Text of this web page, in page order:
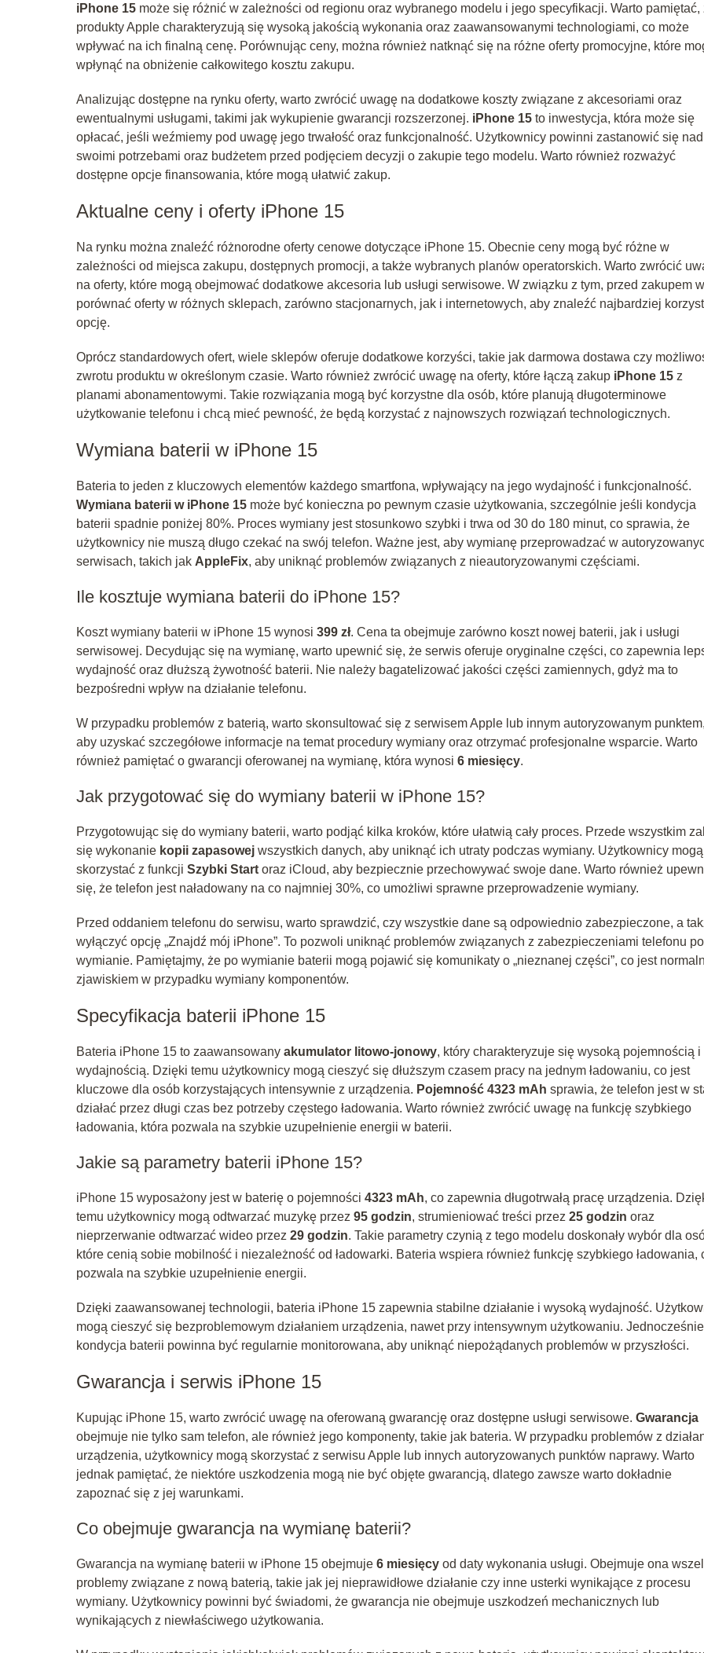
iPhone 15 może się różnić w zależności od regionu oraz wybranego modelu i jego specyfikacji. Warto pamiętać,
produkty Apple charakteryzują się wysoką jakością wykonania oraz zaawansowanymi technologiami, co może
wpływać na ich finalną cenę. Porównując ceny, można również natknąć się na różne oferty promocyjne, które
wpłynąć na obniżenie całkowitego kosztu zakupu.
Analizując dostępne na rynku oferty, warto zwrócić uwagę na dodatkowe koszty związane z akcesoriami oraz
ewentualnymi usługami, takimi jak wykupienie gwarancji rozszerzonej. iPhone 15 to inwestycja, która może się
opłacać, jeśli weźmiemy pod uwagę jego trwałość oraz funkcjonalność. Użytkownicy powinni zastanowić się nad
swoimi potrzebami oraz budżetem przed podjęciem decyzji o zakupie tego modelu. Warto również rozważyć
dostępne opcje finansowania, które mogą ułatwić zakup.
Aktualne ceny i oferty iPhone 15
Na rynku można znaleźć różnorodne oferty cenowe dotyczące iPhone 15. Obecnie ceny mogą być różne w
zależności od miejsca zakupu, dostępnych promocji, a także wybranych planów operatorskich. Warto zwrócić
na oferty, które mogą obejmować dodatkowe akcesoria lub usługi serwisowe. W związku z tym, przed zakupem
porównać oferty w różnych sklepach, zarówno stacjonarnych, jak i internetowych, aby znaleźć najbardziej
opcję.
Oprócz standardowych ofert, wiele sklepów oferuje dodatkowe korzyści, takie jak darmowa dostawa czy
zwrotu produktu w określonym czasie. Warto również zwrócić uwagę na oferty, które łączą zakup iPhone 15 z
planami abonamentowymi. Takie rozwiązania mogą być korzystne dla osób, które planują długoterminowe
użytkowanie telefonu i chcą mieć pewność, że będą korzystać z najnowszych rozwiązań technologicznych.
Wymiana baterii w iPhone 15
Bateria to jeden z kluczowych elementów każdego smartfona, wpływający na jego wydajność i funkcjonalność.
Wymiana baterii w iPhone 15 może być konieczna po pewnym czasie użytkowania, szczególnie jeśli kondycja
baterii spadnie poniżej 80%. Proces wymiany jest stosunkowo szybki i trwa od 30 do 180 minut, co sprawia, że
użytkownicy nie muszą długo czekać na swój telefon. Ważne jest, aby wymianę przeprowadzać w
serwisach, takich jak AppleFix, aby uniknąć problemów związanych z nieautoryzowanymi częściami.
Ile kosztuje wymiana baterii do iPhone 15?
Koszt wymiany baterii w iPhone 15 wynosi 399 zł. Cena ta obejmuje zarówno koszt nowej baterii, jak i usługi
serwisowej. Decydując się na wymianę, warto upewnić się, że serwis oferuje oryginalne części, co zapewnia
wydajność oraz dłuższą żywotność baterii. Nie należy bagatelizować jakości części zamiennych, gdyż ma to
bezpośredni wpływ na działanie telefonu.
W przypadku problemów z baterią, warto skonsultować się z serwisem Apple lub innym autoryzowanym punktem,
aby uzyskać szczegółowe informacje na temat procedury wymiany oraz otrzymać profesjonalne wsparcie. Warto
również pamiętać o gwarancji oferowanej na wymianę, która wynosi 6 miesięcy.
Jak przygotować się do wymiany baterii w iPhone 15?
Przygotowując się do wymiany baterii, warto podjąć kilka kroków, które ułatwią cały proces. Przede wszystkim
się wykonanie kopii zapasowej wszystkich danych, aby uniknąć ich utraty podczas wymiany. Użytkownicy mogą
skorzystać z funkcji Szybki Start oraz iCloud, aby bezpiecznie przechowywać swoje dane. Warto również
się, że telefon jest naładowany na co najmniej 30%, co umożliwi sprawne przeprowadzenie wymiany.
Przed oddaniem telefonu do serwisu, warto sprawdzić, czy wszystkie dane są odpowiednio zabezpieczone, a
wyłączyć opcję „Znajdź mój iPhone”. To pozwoli uniknąć problemów związanych z zabezpieczeniami telefonu po
wymianie. Pamiętajmy, że po wymianie baterii mogą pojawić się komunikaty o „nieznanej części”, co jest
zjawiskiem w przypadku wymiany komponentów.
Specyfikacja baterii iPhone 15
Bateria iPhone 15 to zaawansowany akumulator litowo-jonowy, który charakteryzuje się wysoką pojemnością i
wydajnością. Dzięki temu użytkownicy mogą cieszyć się dłuższym czasem pracy na jednym ładowaniu, co jest
kluczowe dla osób korzystających intensywnie z urządzenia. Pojemność 4323 mAh sprawia, że telefon jest w
działać przez długi czas bez potrzeby częstego ładowania. Warto również zwrócić uwagę na funkcję szybkiego
ładowania, która pozwala na szybkie uzupełnienie energii w baterii.
Jakie są parametry baterii iPhone 15?
iPhone 15 wyposażony jest w baterię o pojemności 4323 mAh, co zapewnia długotrwałą pracę urządzenia.
temu użytkownicy mogą odtwarzać muzykę przez 95 godzin, strumieniować treści przez 25 godzin oraz
nieprzerwanie odtwarzać wideo przez 29 godzin. Takie parametry czynią z tego modelu doskonały wybór dla
które cenią sobie mobilność i niezależność od ładowarki. Bateria wspiera również funkcję szybkiego ładowania,
pozwala na szybkie uzupełnienie energii.
Dzięki zaawansowanej technologii, bateria iPhone 15 zapewnia stabilne działanie i wysoką wydajność.
mogą cieszyć się bezproblemowym działaniem urządzenia, nawet przy intensywnym użytkowaniu.
kondycja baterii powinna być regularnie monitorowana, aby uniknąć niepożądanych problemów w przyszłości.
Gwarancja i serwis iPhone 15
Kupując iPhone 15, warto zwrócić uwagę na oferowaną gwarancję oraz dostępne usługi serwisowe. Gwarancja
obejmuje nie tylko sam telefon, ale również jego komponenty, takie jak bateria. W przypadku problemów z
urządzenia, użytkownicy mogą skorzystać z serwisu Apple lub innych autoryzowanych punktów naprawy. Warto
jednak pamiętać, że niektóre uszkodzenia mogą nie być objęte gwarancją, dlatego zawsze warto dokładnie
zapoznać się z jej warunkami.
Co obejmuje gwarancja na wymianę baterii?
Gwarancja na wymianę baterii w iPhone 15 obejmuje 6 miesięcy od daty wykonania usługi. Obejmuje ona
problemy związane z nową baterią, takie jak jej nieprawidłowe działanie czy inne usterki wynikające z procesu
wymiany. Użytkownicy powinni być świadomi, że gwarancja nie obejmuje uszkodzeń mechanicznych lub
wynikających z niewłaściwego użytkowania.